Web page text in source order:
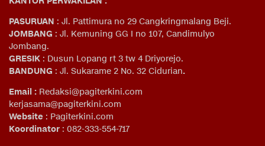
PASURUAN : Jl. Pattimura no 29 Cangkringmalang Beji.
JOMBANG : Jl. Kemuning GG I no 107, Candimulyo
Jombang.
GRESIK : Dusun Lopang rt 3 tw 4 Driyorejo.
BANDUNG : Jl. Sukarame 2 No. 32 Cidurian.
Email : Redaksi@pagiterkini.com
kerjasama@pagiterkini.com
Website : Pagiterkini.com
Koordinator : 082-333-554-717